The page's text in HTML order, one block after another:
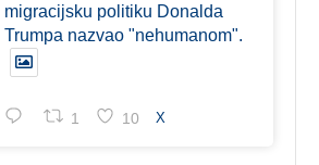
migracijsku politiku Donalda
Trumpa nazvao "nehumanom".
1 10 X